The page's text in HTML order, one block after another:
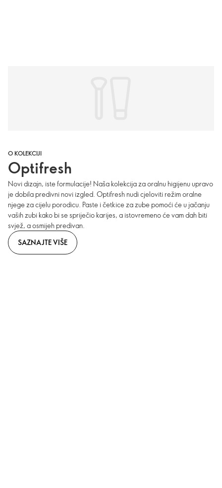
O KOLEKCIJI
Optifresh
Novi dizajn, iste formulacije! Naša kolekcija za oralnu higijenu upravo
je dobila predivni novi izgled. Optifresh nudi cjeloviti režim oralne
njege za cijelu porodicu. Paste i četkice za zube pomoći će u jačanju
vaših zubi kako bi se spriječio karijes, a istovremeno će vam dah biti
svjež, a osmijeh predivan.
SAZNAJTE VIŠE